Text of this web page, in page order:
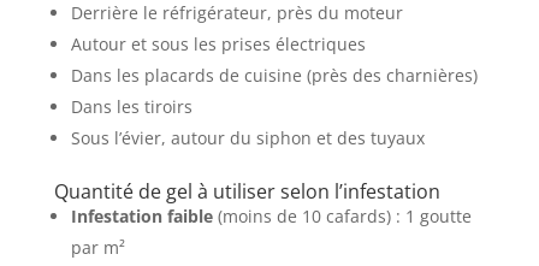
Derrière le réfrigérateur, près du moteur
Autour et sous les prises électriques
Dans les placards de cuisine (près des charnières)
Dans les tiroirs
Sous l’évier, autour du siphon et des tuyaux
Quantité de gel à utiliser selon l’infestation
Infestation faible(moins de 10 cafards) : 1 goutte
par m²